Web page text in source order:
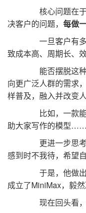
核心问题在于
决客户的问题， 每做
一旦客户有多
致成本高、周期长、效
能否摆脱这种
向更广泛人群的需求，
样普及，融入并改变
比如，一款能
助大家写作的模型……
更进一步思考
感到时不我待，希望
于是，他做出
成立了MiniMax，毅
现在回头看，